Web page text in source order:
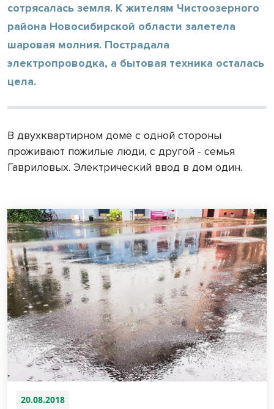
сотрясалась земля. К жителям Чистоозерного
района Новосибирской области залетела
шаровая молния. Пострадала
электропроводка, а бытовая техника осталась
цела.
В двухквартирном доме с одной стороны
проживают пожилые люди, с другой - семья
Гавриловых. Электрический ввод в дом один.
20.08.2018